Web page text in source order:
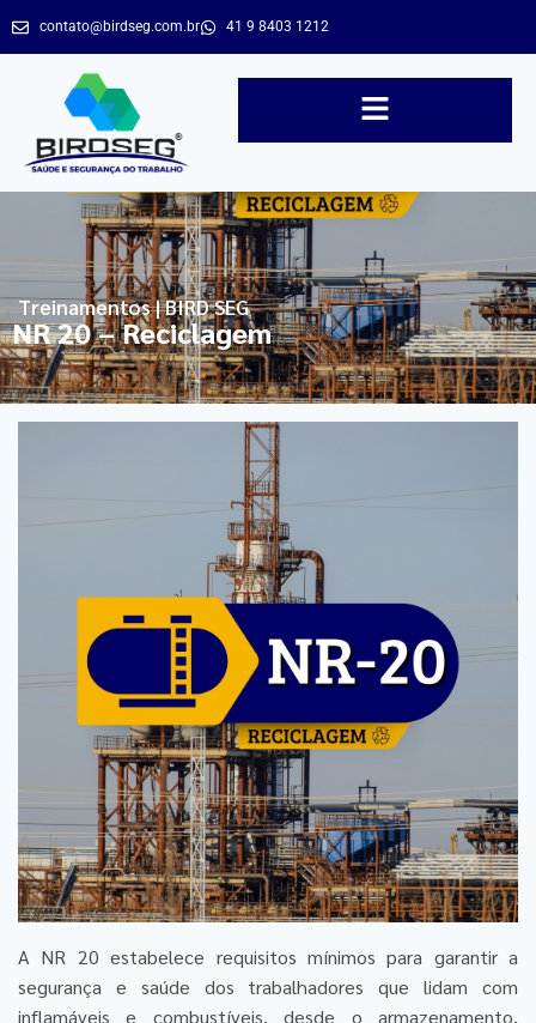
contato@birdseg.com.br 41 9 8403 1212
Treinamentos | BIRD SEG
NR 20 – Reciclagem
A NR 20 estabelece requisitos mínimos para garantir a
segurança e saúde dos trabalhadores que lidam com
inflamáveis e combustíveis, desde o armazenamento,